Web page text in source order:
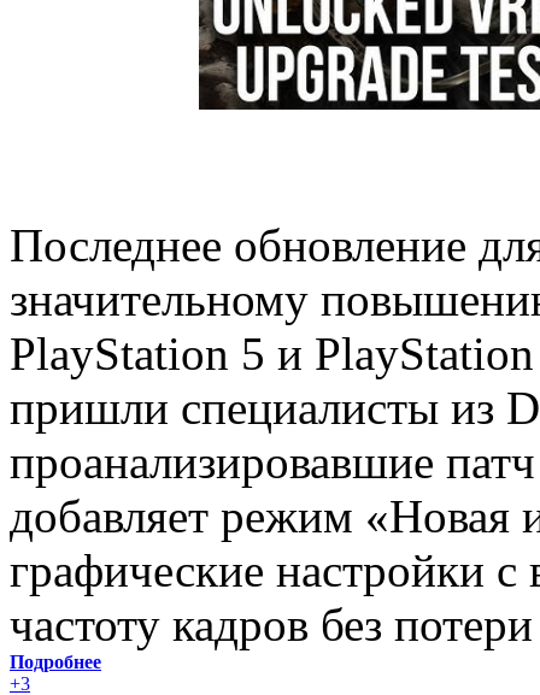
Последнее обновление
значительному
PlayStation 5 и
пришли специалисты из
проанализировавшие
добавляет режим «Новая
графические настройки с
частоту кадров без
Подробнее
+3